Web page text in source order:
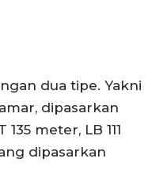
dua tipe. Yakni
dipasarkan
meter, LB 111
dipasarkan